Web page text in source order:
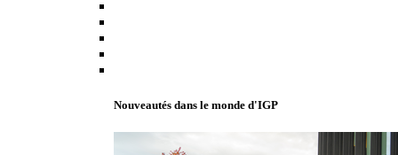
Nouveautés dans le monde d'IGP